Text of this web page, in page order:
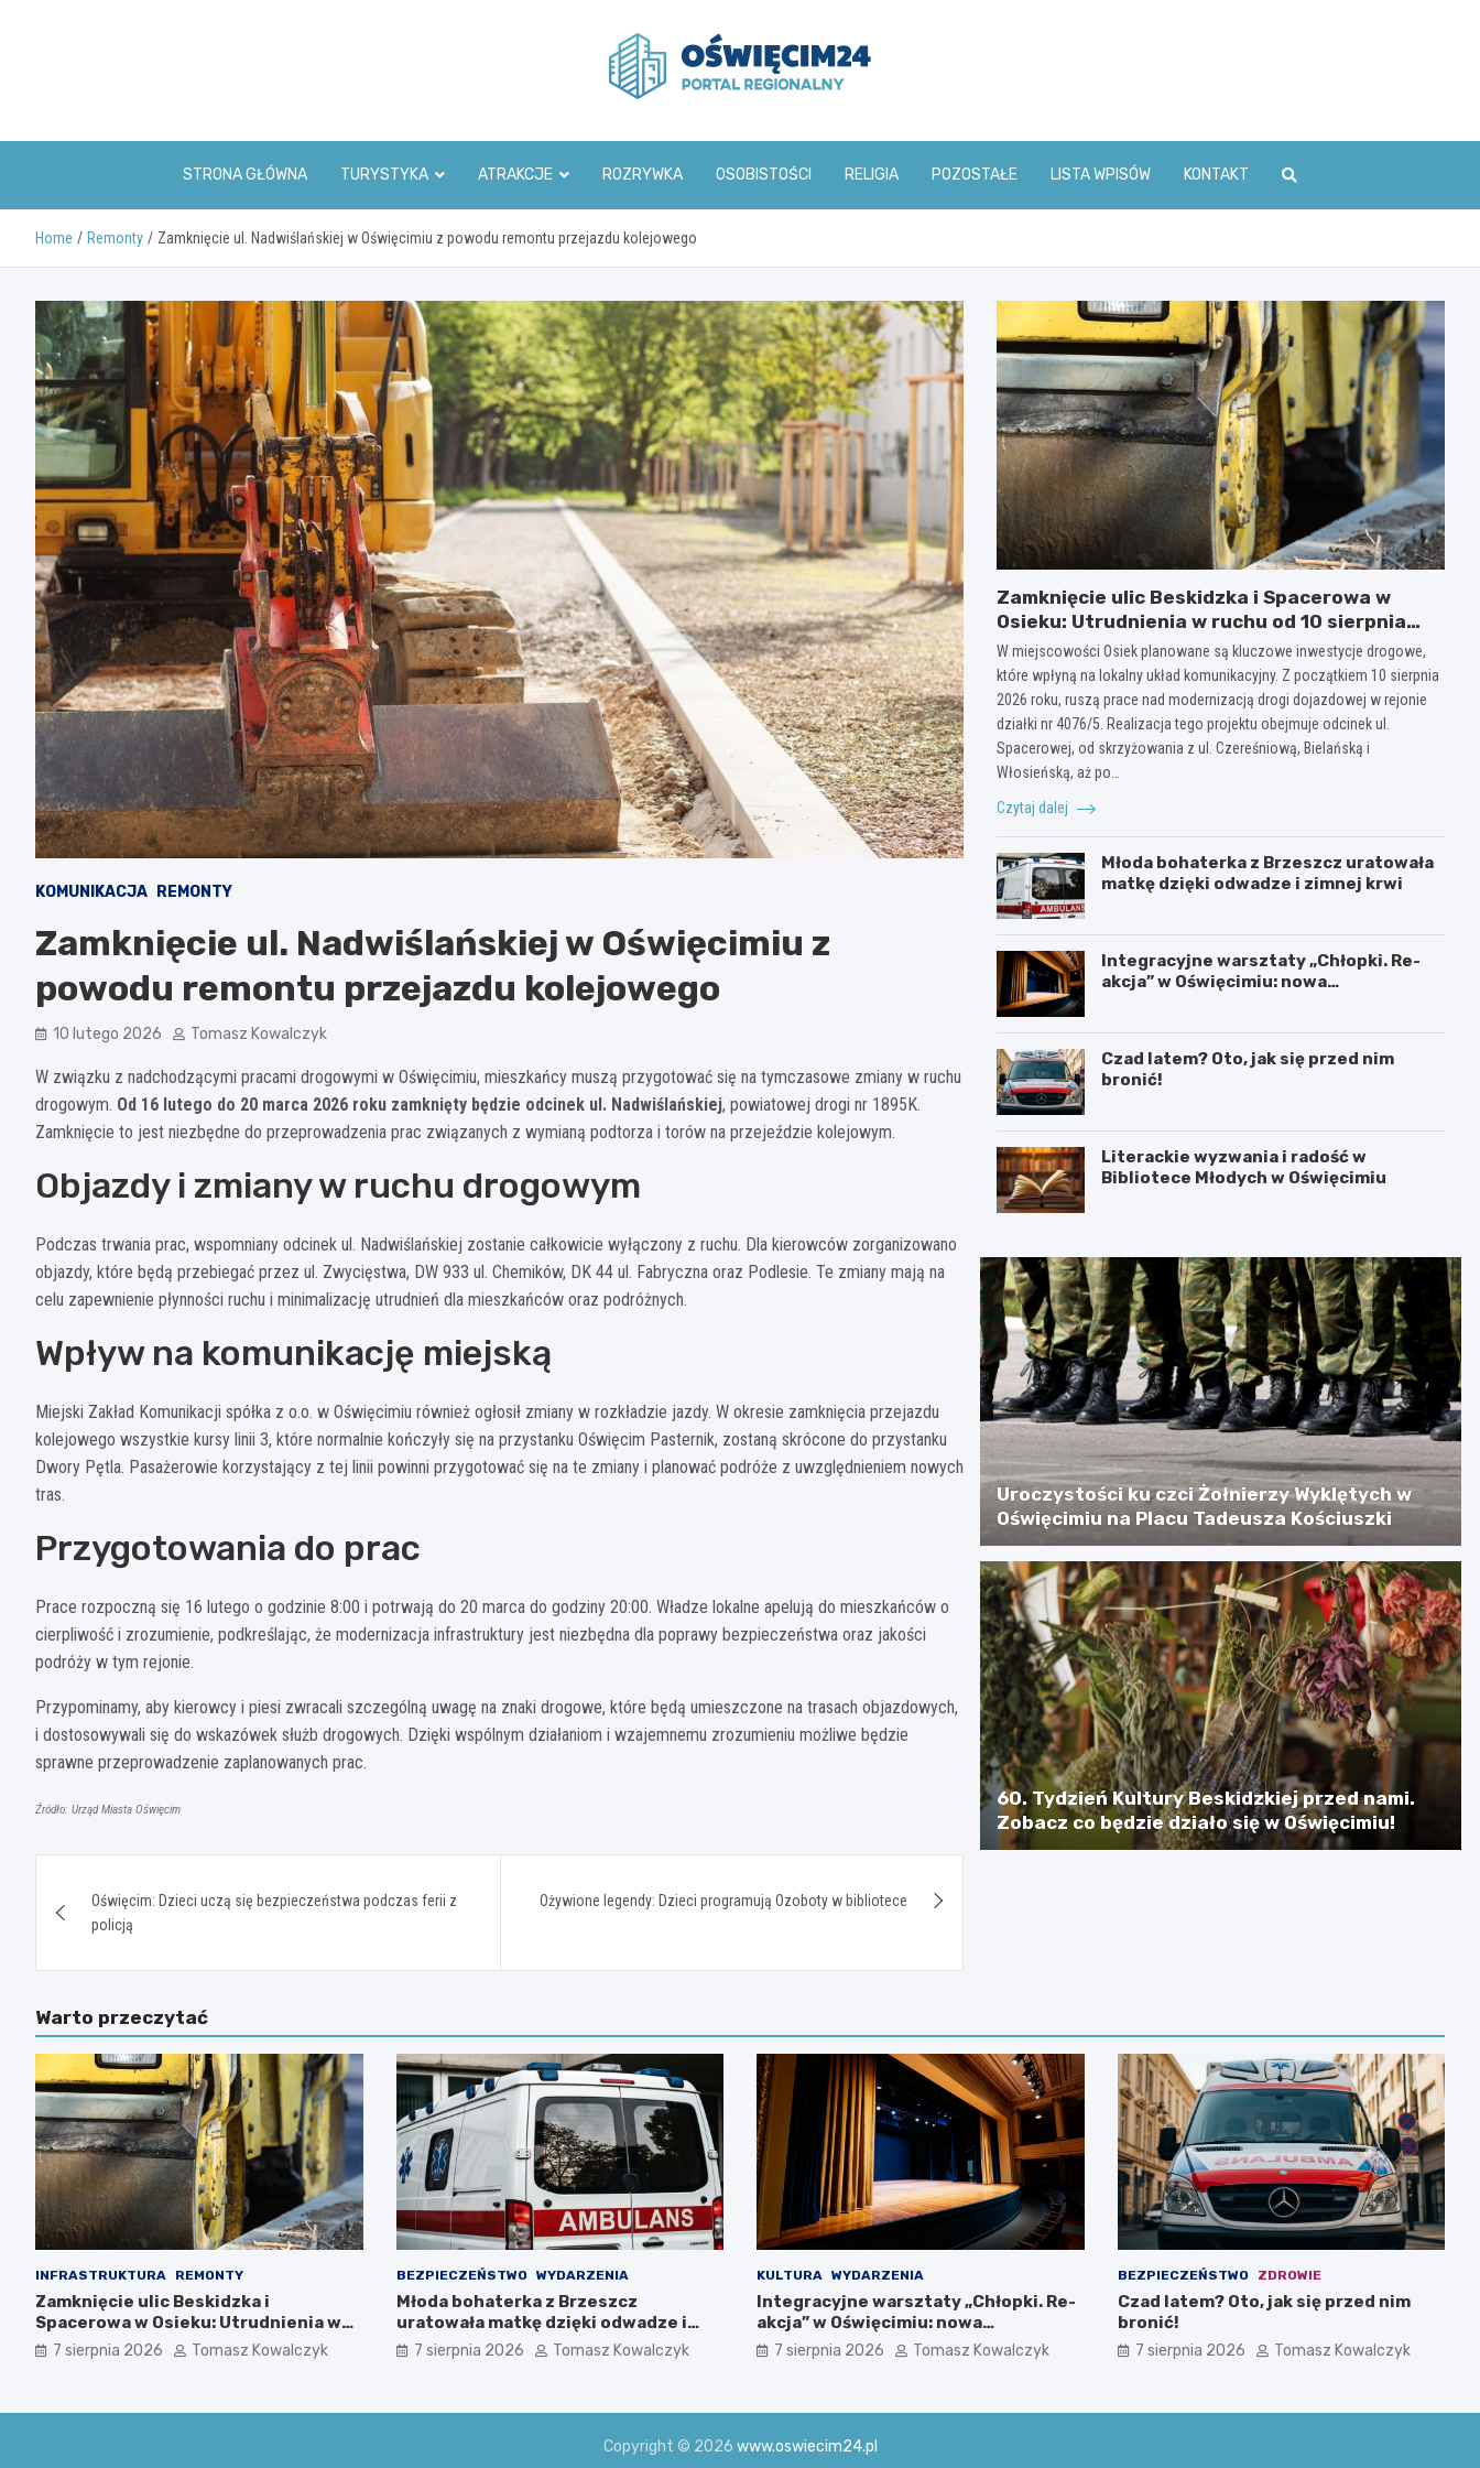
www.oswiecim24.pl
STRONA GŁÓWNA TURYSTYKA ATRAKCJE ROZRYWKA OSOBISTOŚCI RELIGIA POZOSTAŁE LISTA WPISÓW KONTAKT
Home Remonty Zamknięcie ul. Nadwiślańskiej w Oświęcimiu z powodu remontu przejazdu kolejowego
KOMUNIKACJA REMONTY
Zamknięcie ul. Nadwiślańskiej w Oświęcimiu z
powodu remontu przejazdu kolejowego
10 lutego 2026 Tomasz Kowalczyk
W związku z nadchodzącymi pracami drogowymi w Oświęcimiu, mieszkańcy muszą przygotować się na tymczasowe zmiany w ruchu
drogowym. Od 16 lutego do 20 marca 2026 roku zamknięty będzie odcinek ul. Nadwiślańskiej, powiatowej drogi nr 1895K.
Zamknięcie to jest niezbędne do przeprowadzenia prac związanych z wymianą podtorza i torów na przejeździe kolejowym.
Objazdy i zmiany w ruchu drogowym
Podczas trwania prac, wspomniany odcinek ul. Nadwiślańskiej zostanie całkowicie wyłączony z ruchu. Dla kierowców zorganizowano
objazdy, które będą przebiegać przez ul. Zwycięstwa, DW 933 ul. Chemików, DK 44 ul. Fabryczna oraz Podlesie. Te zmiany mają na
celu zapewnienie płynności ruchu i minimalizację utrudnień dla mieszkańców oraz podróżnych.
Wpływ na komunikację miejską
Miejski Zakład Komunikacji spółka z o.o. w Oświęcimiu również ogłosił zmiany w rozkładzie jazdy. W okresie zamknięcia przejazdu
kolejowego wszystkie kursy linii 3, które normalnie kończyły się na przystanku Oświęcim Pasternik, zostaną skrócone do przystanku
Dwory Pętla. Pasażerowie korzystający z tej linii powinni przygotować się na te zmiany i planować podróże z uwzględnieniem nowych
tras.
Przygotowania do prac
Prace rozpoczną się 16 lutego o godzinie 8:00 i potrwają do 20 marca do godziny 20:00. Władze lokalne apelują do mieszkańców o
cierpliwość i zrozumienie, podkreślając, że modernizacja infrastruktury jest niezbędna dla poprawy bezpieczeństwa oraz jakości
podróży w tym rejonie.
Przypominamy, aby kierowcy i piesi zwracali szczególną uwagę na znaki drogowe, które będą umieszczone na trasach objazdowych,
i dostosowywali się do wskazówek służb drogowych. Dzięki wspólnym działaniom i wzajemnemu zrozumieniu możliwe będzie
sprawne przeprowadzenie zaplanowanych prac.
Źródło: Urząd Miasta Oświęcim
wpisu
Oświęcim: Dzieci uczą się bezpieczeństwa podczas ferii z
policją
Ożywione legendy: Dzieci programują Ozoboty w bibliotece
Zamknięcie ulic Beskidzka i Spacerowa w
Osieku: Utrudnienia w ruchu od 10 sierpnia
2026 roku
W miejscowości Osiek planowane są kluczowe inwestycje drogowe,
które wpłyną na lokalny układ komunikacyjny. Z początkiem 10 sierpnia
2026 roku, ruszą prace nad modernizacją drogi dojazdowej w rejonie
działki nr 4076/5. Realizacja tego projektu obejmuje odcinek ul.
Spacerowej, od skrzyżowania z ul. Czereśniową, Bielańską i
Włosieńską, aż po…
Czytaj dalej
Młoda bohaterka z Brzeszcz uratowała
matkę dzięki odwadze i zimnej krwi
Integracyjne warsztaty „Chłopki. Re-
akcja” w Oświęcimiu: nowa
Czad latem? Oto, jak się przed nim
bronić!
Literackie wyzwania i radość w
Bibliotece Młodych w Oświęcimiu
Uroczystości ku czci Żołnierzy Wyklętych w
Oświęcimiu na Placu Tadeusza Kościuszki
60. Tydzień Kultury Beskidzkiej przed nami.
Zobacz co będzie działo się w Oświęcimiu!
Warto przeczytać
INFRASTRUKTURA REMONTY
Zamknięcie ulic Beskidzka i
Spacerowa w Osieku: Utrudnienia w
ruchu od 10 sierpnia 2026 roku
7 sierpnia 2026 Tomasz Kowalczyk
BEZPIECZEŃSTWO WYDARZENIA
Młoda bohaterka z Brzeszcz
uratowała matkę dzięki odwadze i
zimnej krwi
7 sierpnia 2026 Tomasz Kowalczyk
KULTURA WYDARZENIA
Integracyjne warsztaty „Chłopki. Re-
akcja” w Oświęcimiu: nowa
interpretacja przez teatr i muzykę
7 sierpnia 2026 Tomasz Kowalczyk
BEZPIECZEŃSTWO ZDROWIE
Czad latem? Oto, jak się przed nim
bronić!
7 sierpnia 2026 Tomasz Kowalczyk
Copyright © 2026 www.oswiecim24.pl